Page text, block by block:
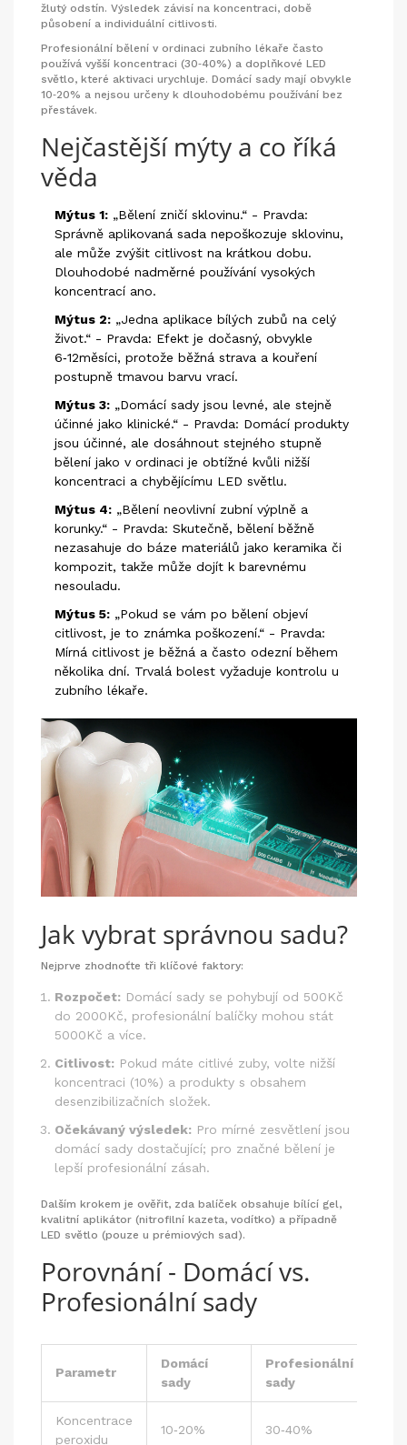
žlutý odstín. Výsledek závisí na koncentraci, době
působení a individuální citlivosti.
Profesionální bělení v ordinaci zubního lékaře často
používá vyšší koncentraci (30‑40%) a doplňkové LED
světlo, které aktivaci urychluje. Domácí sady mají obvykle
10‑20% a nejsou určeny k dlouhodobému používání bez
přestávek.
Nejčastější mýty a co říká
věda
Mýtus 1: „Bělení zničí sklovinu.“ - Pravda:
Správně aplikovaná sada nepoškozuje sklovinu,
ale může zvýšit citlivost na krátkou dobu.
Dlouhodobé nadměrné používání vysokých
koncentrací ano.
Mýtus 2: „Jedna aplikace bílých zubů na celý
život.“ - Pravda: Efekt je dočasný, obvykle
6‑12měsíci, protože běžná strava a kouření
postupně tmavou barvu vrací.
Mýtus 3: „Domácí sady jsou levné, ale stejně
účinné jako klinické.“ - Pravda: Domácí produkty
jsou účinné, ale dosáhnout stejného stupně
bělení jako v ordinaci je obtížné kvůli nižší
koncentraci a chybějícímu LED světlu.
Mýtus 4: „Bělení neovlivní zubní výplně a
korunky.“ - Pravda: Skutečně, bělení běžně
nezasahuje do báze materiálů jako keramika či
kompozit, takže může dojít k barevnému
nesouladu.
Mýtus 5: „Pokud se vám po bělení objeví
citlivost, je to známka poškození.“ - Pravda:
Mírná citlivost je běžná a často odezní během
několika dní. Trvalá bolest vyžaduje kontrolu u
zubního lékaře.
Jak vybrat správnou sadu?
Nejprve zhodnoťte tři klíčové faktory:
Rozpočet: Domácí sady se pohybují od 500Kč
do 2000Kč, profesionální balíčky mohou stát
5000Kč a více.
Citlivost: Pokud máte citlivé zuby, volte nižší
koncentraci (10%) a produkty s obsahem
desenzibilizačních složek.
Očekávaný výsledek: Pro mírné zesvětlení jsou
domácí sady dostačující; pro značné bělení je
lepší profesionální zásah.
Dalším krokem je ověřit, zda balíček obsahuje bílící gel ,
kvalitní aplikátor (nitrofilní kazeta, vodítko) a případně
LED světlo (pouze u prémiových sad).
Porovnání - Domácí vs.
Profesionální sady
Parametr
Domácí
sady
Profesionální
sady
Koncentrace
peroxidu
10‑20% 30‑40%